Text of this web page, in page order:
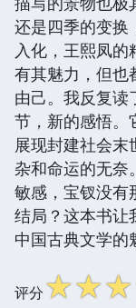
还是四季的变换
入化，王熙凤
有其魅力，但也
由己。我反复读
节，新的感悟。
展现封建社会末
杂和命运的无奈
敏感，宝钗没有
结局？这本书让
中国古典文学的
评分☆☆☆